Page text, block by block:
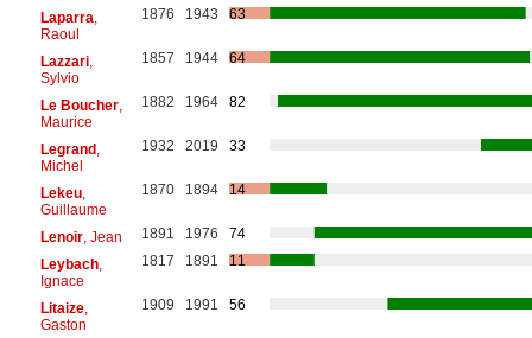
Laparra
Raoul
1876 1943 63
Lazzari,
Sylvio
1857 1944 64
Le Boucher,
Maurice
1882 1964 82
Legrand,
Michel
1932 2019 33
Lekeu,
Guillaume
1870 1894 14
Lenoir, Jean 1891 1976
74
Leybach,
Ignace
1817 1891 11
Litaize,
Gaston
1909 1991 56